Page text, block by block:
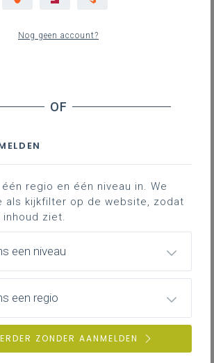
en inspraak zijn
een
nieuwe vereniging zonder
de ‘oude’ verenigingen,
in de ontwikkeling
gezamenlijke cultuur. In dat
communicatietussen de
Nog geen account?
regio en één niveau in. We
als kijkfilter op de website, zodat
ziet.
een niveau
een regio
ZONDER AANMELDEN